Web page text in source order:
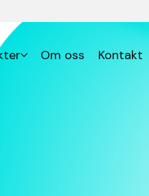
Om oss Kontakt